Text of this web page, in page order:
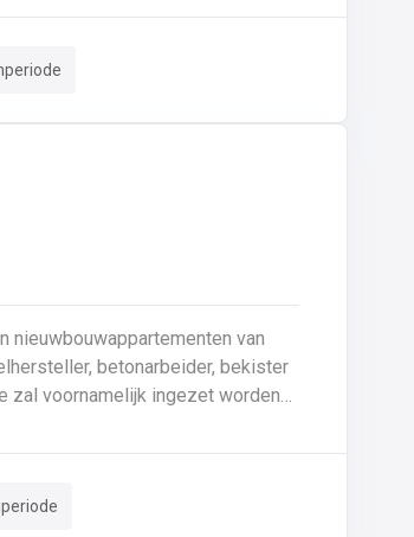
nieuwbouwappartementen van
betonarbeider, bekister
zal voornamelijk ingezet worden
steenstrips hout
en